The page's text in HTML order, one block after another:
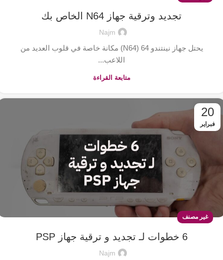
تجديد وترقية جهاز N64 الخاص بك
Najm
يحتل جهاز نينتندو 64 (N64) مكانة خاصة في قلوب العديد من
اللاعب...
متابعة القراءة
20
فبراير
غير مصنف
6 خطوات لـ تجديد و ترقية جهاز PSP
Najm